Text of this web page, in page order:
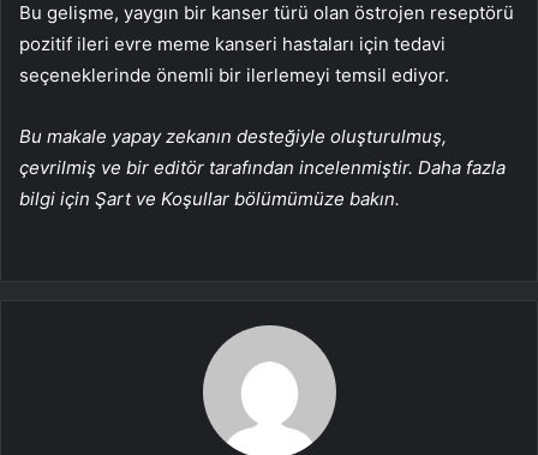
Bu gelişme, yaygın bir kanser türü olan östrojen reseptörü
pozitif ileri evre meme kanseri hastaları için tedavi
seçeneklerinde önemli bir ilerlemeyi temsil ediyor.
Bu makale yapay zekanın desteğiyle oluşturulmuş,
çevrilmiş ve bir editör tarafından incelenmiştir. Daha fazla
bilgi için Şart ve Koşullar bölümümüze bakın.